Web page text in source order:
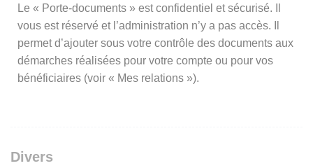
Le « Porte-documents » est confidentiel et sécurisé. Il
vous est réservé et l’administration n’y a pas accès. Il
permet d’ajouter sous votre contrôle des documents aux
démarches réalisées pour votre compte ou pour vos
bénéficiaires (voir « Mes relations »).
Divers